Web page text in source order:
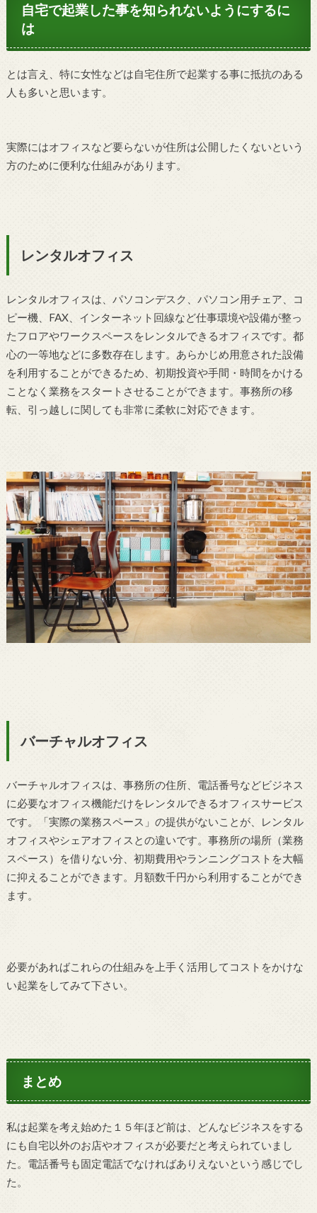
自宅で起業した事を知られないようにするに
は
とは言え、特に女性などは自宅住所で起業する事に抵抗のある
人も多いと思います。
実際にはオフィスなど要らないが住所は公開したくないという
方のために便利な仕組みがあります。
レンタルオフィス
レンタルオフィスは、パソコンデスク、パソコン用チェア、コ
ピー機、FAX、インターネット回線など仕事環境や設備が整っ
たフロアやワークスペースをレンタルできるオフィスです。都
心の一等地などに多数存在します。あらかじめ用意された設備
を利用することができるため、初期投資や手間・時間をかける
ことなく業務をスタートさせることができます。事務所の移
転、引っ越しに関しても非常に柔軟に対応できます。
バーチャルオフィス
バーチャルオフィスは、事務所の住所、電話番号などビジネス
に必要なオフィス機能だけをレンタルできるオフィスサービス
です。「実際の業務スペース」の提供がないことが、レンタル
オフィスやシェアオフィスとの違いです。事務所の場所（業務
スペース）を借りない分、初期費用やランニングコストを大幅
に抑えることができます。月額数千円から利用することができ
ます。
必要があればこれらの仕組みを上手く活用してコストをかけな
い起業をしてみて下さい。
まとめ
私は起業を考え始めた１５年ほど前は、どんなビジネスをする
にも自宅以外のお店やオフィスが必要だと考えられていまし
た。電話番号も固定電話でなければありえないという感じでし
た。